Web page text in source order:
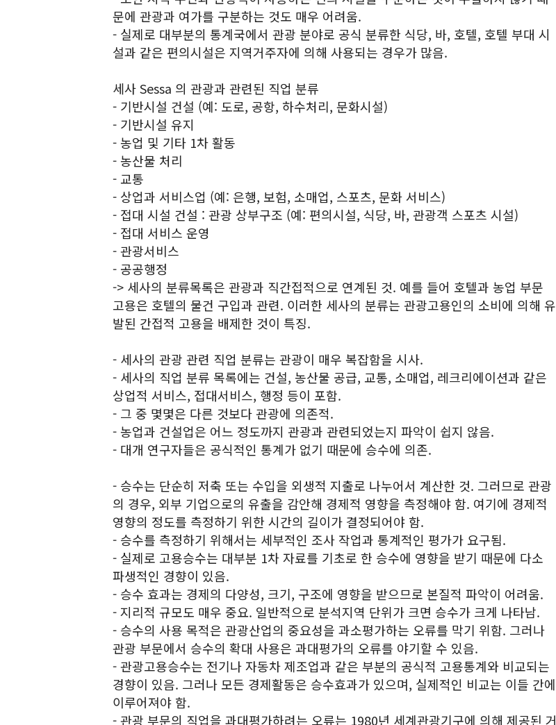
문에 관광과 여가를 구분하는 것도 매우 어려움.
- 실제로 대부분의 통계국에서 관광 분야로 공식 분류한 식당, 바, 호텔, 호텔 부대 시
설과 같은 편의시설은 지역거주자에 의해 사용되는 경우가 많음.
세사 Sessa 의 관광과 관련된 직업 분류
- 기반시설 건설 (예: 도로, 공항, 하수처리, 문화시설)
- 기반시설 유지
- 농업 및 기타 1차 활동
- 농산물 처리
- 교통
- 상업과 서비스업 (예: 은행, 보험, 소매업, 스포츠, 문화 서비스)
- 접대 시설 건설 : 관광 상부구조 (예: 편의시설, 식당, 바, 관광객 스포츠 시설)
- 접대 서비스 운영
- 관광서비스
- 공공행정
-> 세사의 분류목록은 관광과 직간접적으로 연계된 것. 예를 들어 호텔과 농업 부문
고용은 호텔의 물건 구입과 관련. 이러한 세사의 분류는 관광고용인의 소비에 의해 유
발된 간접적 고용을 배제한 것이 특징.
- 세사의 관광 관련 직업 분류는 관광이 매우 복잡함을 시사.
- 세사의 직업 분류 목록에는 건설, 농산물 공급, 교통, 소매업, 레크리에이션과 같은
상업적 서비스, 접대서비스, 행정 등이 포함.
- 그 중 몇몇은 다른 것보다 관광에 의존적.
- 농업과 건설업은 어느 정도까지 관광과 관련되었는지 파악이 쉽지 않음.
- 대개 연구자들은 공식적인 통계가 없기 때문에 승수에 의존.
- 승수는 단순히 저축 또는 수입을 외생적 지출로 나누어서 계산한 것. 그러므로 관광
의 경우, 외부 기업으로의 유출을 감안해 경제적 영향을 측정해야 함. 여기에 경제적
영향의 정도를 측정하기 위한 시간의 길이가 결정되어야 함.
- 승수를 측정하기 위해서는 세부적인 조사 작업과 통계적인 평가가 요구됨.
- 실제로 고용승수는 대부분 1차 자료를 기초로 한 승수에 영향을 받기 때문에 다소
파생적인 경향이 있음.
- 승수 효과는 경제의 다양성, 크기, 구조에 영향을 받으므로 본질적 파악이 어려움.
- 지리적 규모도 매우 중요. 일반적으로 분석지역 단위가 크면 승수가 크게 나타남.
- 승수의 사용 목적은 관광산업의 중요성을 과소평가하는 오류를 막기 위함. 그러나
관광 부문에서 승수의 확대 사용은 과대평가의 오류를 야기할 수 있음.
- 관광고용승수는 전기나 자동차 제조업과 같은 부분의 공식적 고용통계와 비교되는
경향이 있음. 그러나 모든 경제활동은 승수효과가 있으며, 실제적인 비교는 이들 간에
이루어져야 함.
- 관광 부문의 직업을 과대평가하려는 오류는 1980년 세계관광기구에 의해 제공된 거